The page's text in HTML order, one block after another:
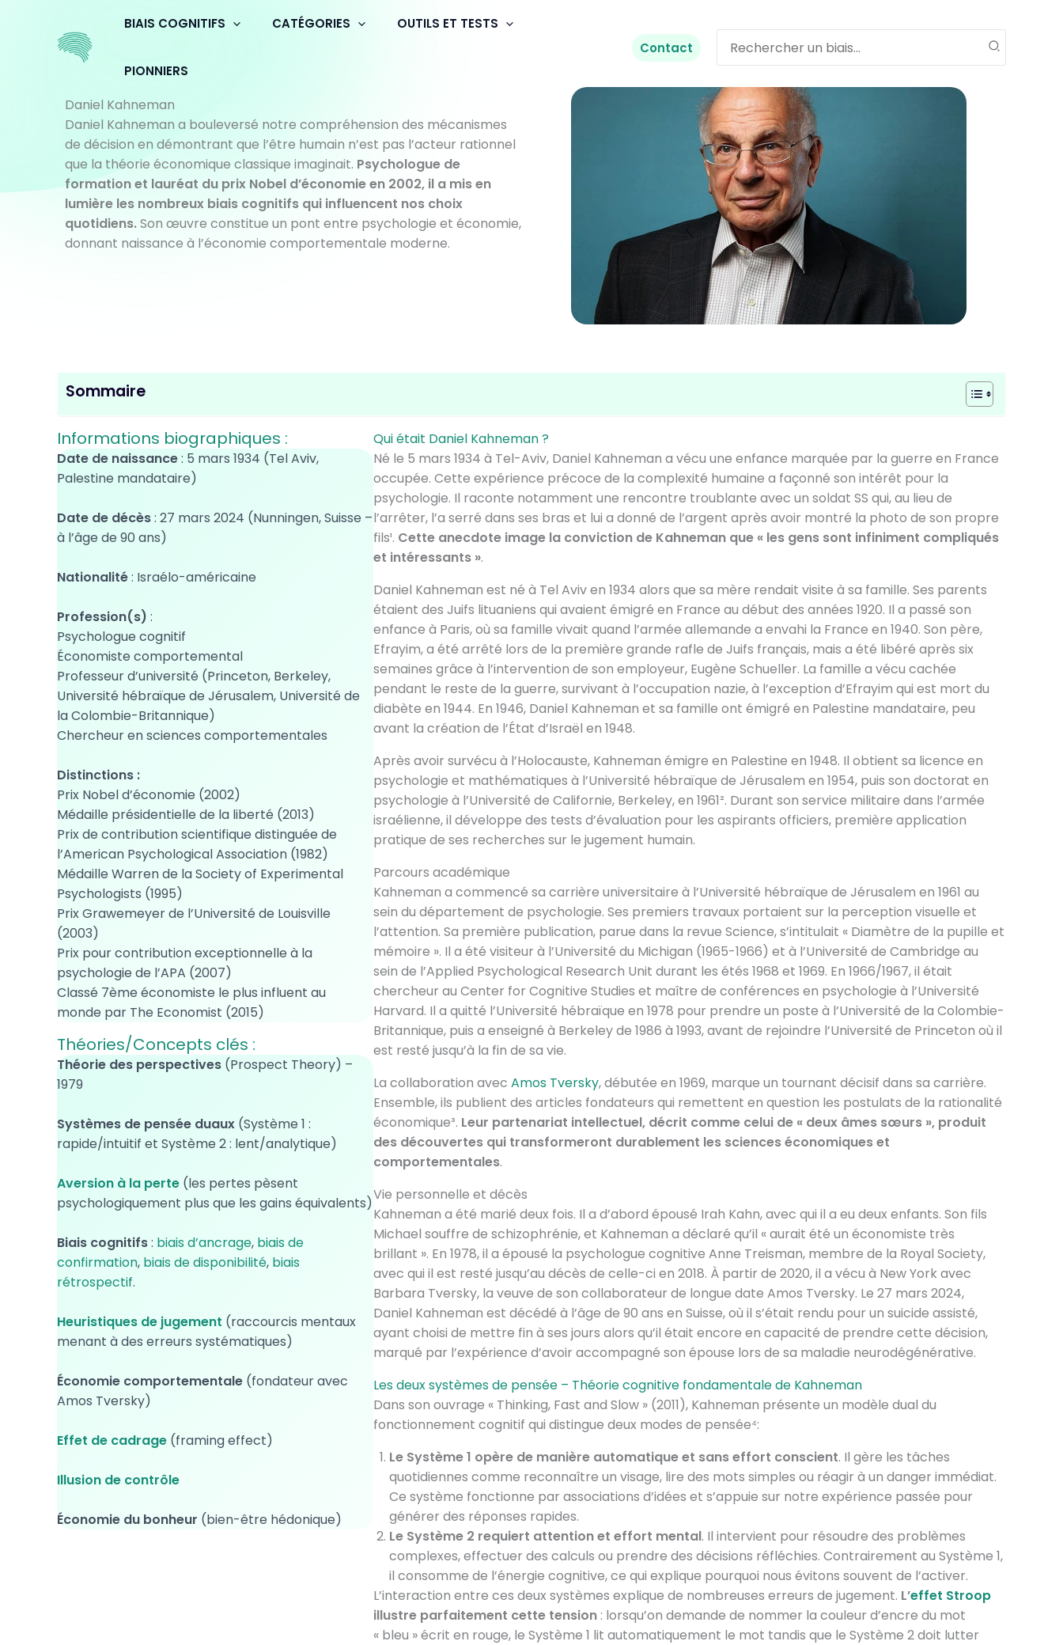
BIAIS COGNITIFS CATÉGORIES OUTILS ET TESTS
PIONNIERS
Contact
Search
Daniel Kahneman
Daniel Kahneman a bouleversé notre compréhension des mécanismes
de décision en démontrant que l’être humain n’est pas l’acteur rationnel
que la théorie économique classique imaginait. Psychologue de
formation et lauréat du prix Nobel d’économie en 2002, il a mis en
lumière les nombreux biais cognitifs qui influencent nos choix
quotidiens.Son œuvre constitue un pont entre psychologie et économie,
donnant naissance à l’économie comportementale moderne.
Sommaire
Informations biographiques :
Date de naissance: 5 mars 1934 (Tel Aviv,
Palestine mandataire)
Date de décès: 27 mars 2024 (Nunningen, Suisse –
à l’âge de 90 ans)
Nationalité: Israélo-américaine
Profession(s) :
Psychologue cognitif
Économiste comportemental
Professeur d’université (Princeton, Berkeley,
Université hébraïque de Jérusalem, Université de
la Colombie-Britannique)
Chercheur en sciences comportementales
Distinctions :
Prix Nobel d’économie (2002)
Médaille présidentielle de la liberté (2013)
Prix de contribution scientifique distinguée de
l’American Psychological Association (1982)
Médaille Warren de la Society of Experimental
Psychologists (1995)
Prix Grawemeyer de l’Université de Louisville
(2003)
Prix pour contribution exceptionnelle à la
psychologie de l’APA (2007)
Classé 7ème économiste le plus influent au
monde par The Economist (2015)
Théories/Concepts clés :
Théorie des perspectives (Prospect Theory) –
1979
Systèmes de pensée duaux (Système 1 :
rapide/intuitif et Système 2 : lent/analytique)
Aversion à la perte (les pertes pèsent
psychologiquement plus que les gains équivalents)
Biais cognitifs: biais d’ancrage, biais de
confirmation, biais de disponibilité, biais
rétrospectif.
Heuristiques de jugement (raccourcis mentaux
menant à des erreurs systématiques)
Économie comportementale (fondateur avec
Amos Tversky)
Effet de cadrage (framing effect)
Illusion de contrôle
Économie du bonheur (bien-être hédonique)
Qui était Daniel Kahneman ?
Né le 5 mars 1934 à Tel-Aviv, Daniel Kahneman a vécu une enfance marquée par la guerre en France
occupée. Cette expérience précoce de la complexité humaine a façonné son intérêt pour la
psychologie. Il raconte notamment une rencontre troublante avec un soldat SS qui, au lieu de
l’arrêter, l’a serré dans ses bras et lui a donné de l’argent après avoir montré la photo de son propre
fils¹. Cette anecdote image la conviction de Kahneman que « les gens sont infiniment compliqués
et intéressants ».
Daniel Kahneman est né à Tel Aviv en 1934 alors que sa mère rendait visite à sa famille. Ses parents
étaient des Juifs lituaniens qui avaient émigré en France au début des années 1920. Il a passé son
enfance à Paris, où sa famille vivait quand l’armée allemande a envahi la France en 1940. Son père,
Efrayim, a été arrêté lors de la première grande rafle de Juifs français, mais a été libéré après six
semaines grâce à l’intervention de son employeur, Eugène Schueller. La famille a vécu cachée
pendant le reste de la guerre, survivant à l’occupation nazie, à l’exception d’Efrayim qui est mort du
diabète en 1944. En 1946, Daniel Kahneman et sa famille ont émigré en Palestine mandataire, peu
avant la création de l’État d’Israël en 1948.
Après avoir survécu à l’Holocauste, Kahneman émigre en Palestine en 1948. Il obtient sa licence en
psychologie et mathématiques à l’Université hébraïque de Jérusalem en 1954, puis son doctorat en
psychologie à l’Université de Californie, Berkeley, en 1961². Durant son service militaire dans l’armée
israélienne, il développe des tests d’évaluation pour les aspirants officiers, première application
pratique de ses recherches sur le jugement humain.
Parcours académique
Kahneman a commencé sa carrière universitaire à l’Université hébraïque de Jérusalem en 1961 au
sein du département de psychologie. Ses premiers travaux portaient sur la perception visuelle et
l’attention. Sa première publication, parue dans la revue Science, s’intitulait « Diamètre de la pupille et
mémoire ». Il a été visiteur à l’Université du Michigan (1965-1966) et à l’Université de Cambridge au
sein de l’Applied Psychological Research Unit durant les étés 1968 et 1969. En 1966/1967, il était
chercheur au Center for Cognitive Studies et maître de conférences en psychologie à l’Université
Harvard. Il a quitté l’Université hébraïque en 1978 pour prendre un poste à l’Université de la Colombie-
Britannique, puis a enseigné à Berkeley de 1986 à 1993, avant de rejoindre l’Université de Princeton où il
est resté jusqu’à la fin de sa vie.
La collaboration avec Amos Tversky, débutée en 1969, marque un tournant décisif dans sa carrière.
Ensemble, ils publient des articles fondateurs qui remettent en question les postulats de la rationalité
économique³. Leur partenariat intellectuel, décrit comme celui de « deux âmes sœurs », produit
des découvertes qui transformeront durablement les sciences économiques et
comportementales.
Vie personnelle et décès
Kahneman a été marié deux fois. Il a d’abord épousé Irah Kahn, avec qui il a eu deux enfants. Son fils
Michael souffre de schizophrénie, et Kahneman a déclaré qu’il « aurait été un économiste très
brillant ». En 1978, il a épousé la psychologue cognitive Anne Treisman, membre de la Royal Society,
avec qui il est resté jusqu’au décès de celle-ci en 2018. À partir de 2020, il a vécu à New York avec
Barbara Tversky, la veuve de son collaborateur de longue date Amos Tversky. Le 27 mars 2024,
Daniel Kahneman est décédé à l’âge de 90 ans en Suisse, où il s’était rendu pour un suicide assisté,
ayant choisi de mettre fin à ses jours alors qu’il était encore en capacité de prendre cette décision,
marqué par l’expérience d’avoir accompagné son épouse lors de sa maladie neurodégénérative.
Les deux systèmes de pensée – Théorie cognitive fondamentale de Kahneman
Dans son ouvrage « Thinking, Fast and Slow » (2011), Kahneman présente un modèle dual du
fonctionnement cognitif qui distingue deux modes de pensée⁴:
Le Système 1 opère de manière automatique et sans effort conscient. Il gère les tâches
quotidiennes comme reconnaître un visage, lire des mots simples ou réagir à un danger immédiat.
Ce système fonctionne par associations d’idées et s’appuie sur notre expérience passée pour
générer des réponses rapides.
Le Système 2 requiert attention et effort mental. Il intervient pour résoudre des problèmes
complexes, effectuer des calculs ou prendre des décisions réfléchies. Contrairement au Système 1,
il consomme de l’énergie cognitive, ce qui explique pourquoi nous évitons souvent de l’activer.
L’interaction entre ces deux systèmes explique de nombreuses erreurs de jugement. L’effet Stroop
illustre parfaitement cette tension: lorsqu’on demande de nommer la couleur d’encre du mot
« bleu » écrit en rouge, le Système 1 lit automatiquement le mot tandis que le Système 2 doit lutter